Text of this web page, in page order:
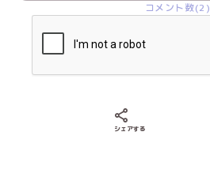
コメント数(2)
シェアする